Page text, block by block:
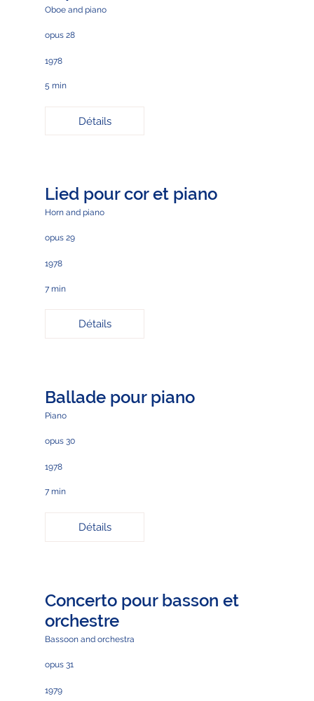
Oboe and piano
opus 28
1978
5 min
Détails
Lied pour cor et piano
Horn and piano
opus 29
1978
7 min
Détails
Ballade pour piano
Piano
opus 30
1978
7 min
Détails
Concerto pour basson et
orchestre
Bassoon and orchestra
opus 31
1979